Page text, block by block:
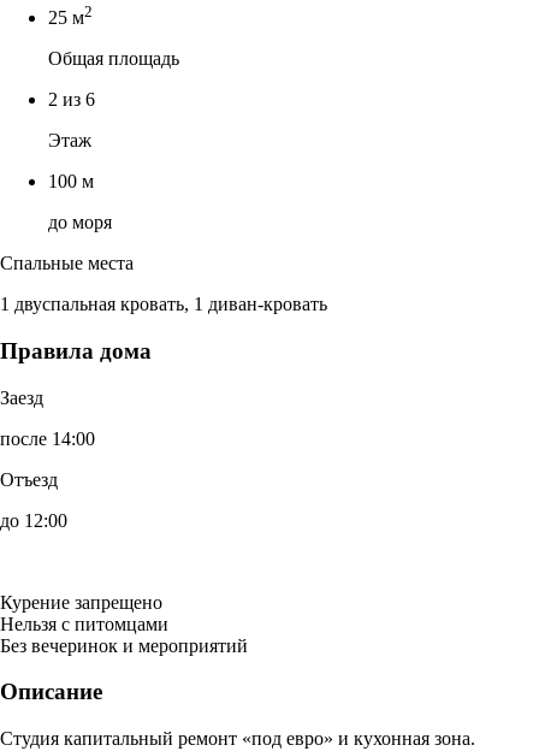
25 м2
Общая площадь
2 из 6
Этаж
100 м
до моря
Спальные места
1 двуспальная кровать, 1 диван-кровать
Правила дома
Заезд
после 14:00
Отъезд
до 12:00
Курение запрещено
Нельзя с питомцами
Без вечеринок и мероприятий
Описание
Студия капитальный ремонт «под евро» и кухонная зона.